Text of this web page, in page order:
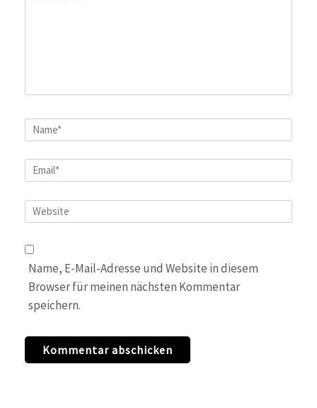
Name*
Email*
Website
Name, E-Mail-Adresse und Website in diesem
Browser für meinen nächsten Kommentar
speichern.